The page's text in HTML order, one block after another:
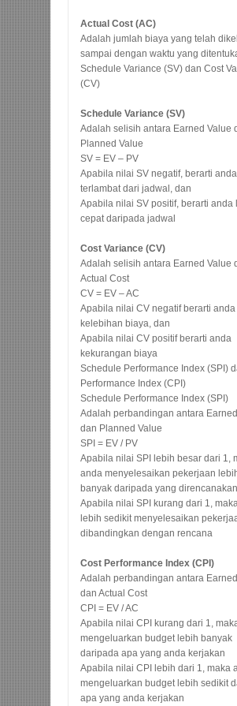
Actual Cost (AC)
Adalah jumlah biaya yang telah
sampai dengan waktu yang
Schedule Variance (SV) dan Cost
(CV)
Schedule Variance (SV)
Adalah selisih antara Earned Value
Planned Value
SV = EV – PV
Apabila nilai SV negatif, berarti anda
terlambat dari jadwal, dan
Apabila nilai SV positif, berarti anda
cepat daripada jadwal
Cost Variance (CV)
Adalah selisih antara Earned Value
Actual Cost
CV = EV – AC
Apabila nilai CV negatif berarti anda
kelebihan biaya, dan
Apabila nilai CV positif berarti anda
kekurangan biaya
Schedule Performance Index (SPI)
Performance Index (CPI)
Schedule Performance Index (SPI)
Adalah perbandingan antara
dan Planned Value
SPI = EV / PV
Apabila nilai SPI lebih besar dari 1,
anda menyelesaikan pekerjaan
banyak daripada yang direncanakan
Apabila nilai SPI kurang dari 1,
lebih sedikit menyelesaikan
dibandingkan dengan rencana
Cost Performance Index (CPI)
Adalah perbandingan antara
dan Actual Cost
CPI = EV / AC
Apabila nilai CPI kurang dari 1,
mengeluarkan budget lebih banyak
daripada apa yang anda kerjakan
Apabila nilai CPI lebih dari 1, maka
mengeluarkan budget lebih sedikit
apa yang anda kerjakan